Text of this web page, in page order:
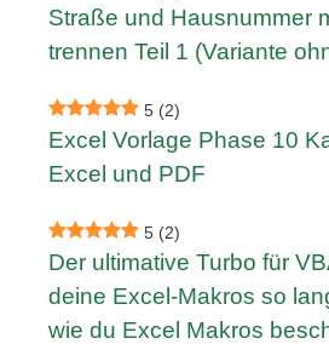
Straße und Hausnummer
trennen Teil 1 (Variante
5 (2)
Excel Vorlage Phase 10
Excel und PDF
5 (2)
Der ultimative Turbo für
deine Excel-Makros so
wie du Excel Makros